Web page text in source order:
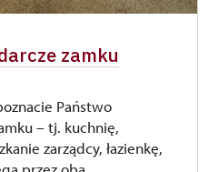
zamku
Państwo
– tj. kuchnię,
zarządcy, łazienkę,